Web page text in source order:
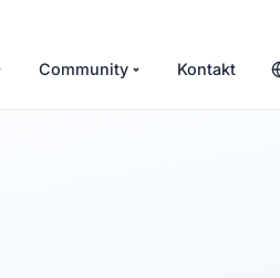
Community Kontakt